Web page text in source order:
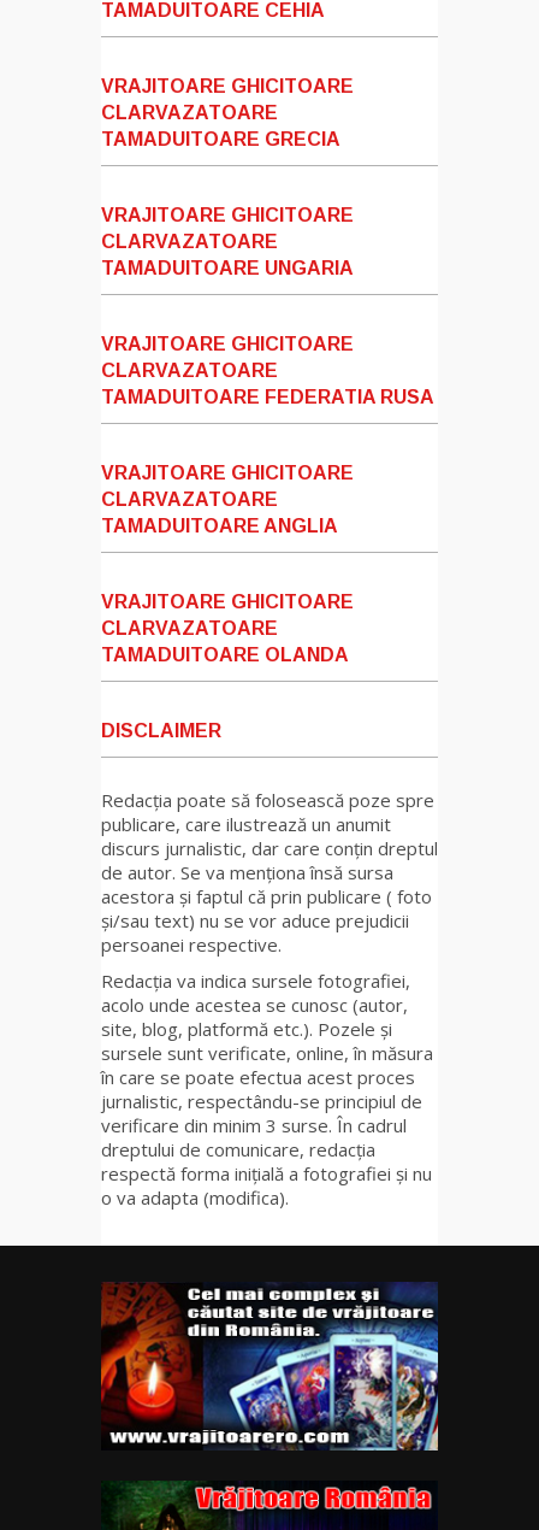
TAMADUITOARE CEHIA
VRAJITOARE GHICITOARE
CLARVAZATOARE
TAMADUITOARE GRECIA
VRAJITOARE GHICITOARE
CLARVAZATOARE
TAMADUITOARE UNGARIA
VRAJITOARE GHICITOARE
CLARVAZATOARE
TAMADUITOARE FEDERATIA RUSA
VRAJITOARE GHICITOARE
CLARVAZATOARE
TAMADUITOARE ANGLIA
VRAJITOARE GHICITOARE
CLARVAZATOARE
TAMADUITOARE OLANDA
DISCLAIMER
Redacția poate să folosească poze spre
publicare, care ilustrează un anumit
discurs jurnalistic, dar care conțin dreptul
de autor. Se va menționa însă sursa
acestora și faptul că prin publicare ( foto
și/sau text) nu se vor aduce prejudicii
persoanei respective.
Redacția va indica sursele fotografiei,
acolo unde acestea se cunosc (autor,
site, blog, platformă etc.). Pozele și
sursele sunt verificate, online, în măsura
în care se poate efectua acest proces
jurnalistic, respectându-se principiul de
verificare din minim 3 surse. În cadrul
dreptului de comunicare, redacția
respectă forma inițială a fotografiei și nu
o va adapta (modifica).